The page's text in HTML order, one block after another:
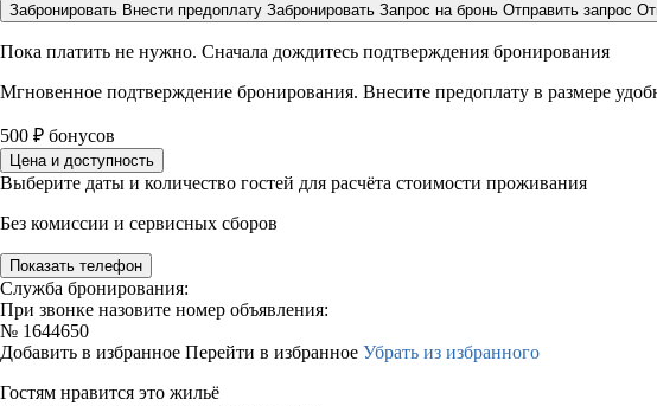
Забронировать Внести предоплату Забронировать Запрос на бронь Отправить запрос
Пока платить не нужно. Сначала дождитесь подтверждения бронирования
Мгновенное подтверждение бронирования. Внесите предоплату в размере
500 ₽ бонусов
Цена и доступность
Выберите даты и количество гостей для расчёта стоимости проживания
Без комиссии и сервисных сборов
Показать телефон
Служба бронирования:
При звонке назовите номер объявления:
№ 1644650
Добавить в избранное Перейти в избранное Убрать из избранного
Гостям нравится это жильё